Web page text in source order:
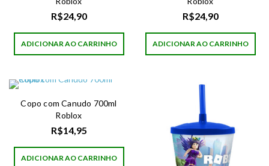
R$24,90
ADICIONAR AO CARRINHO
R$24,90
ADICIONAR AO CARRINHO
Copo com Canudo 700ml
Roblox
R$14,95
ADICIONAR AO CARRINHO